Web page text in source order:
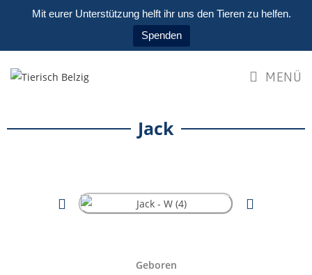
Mit eurer Unterstützung helft ihr uns den Tieren zu helfen.
Spenden
MENÜ
Jack
Geboren